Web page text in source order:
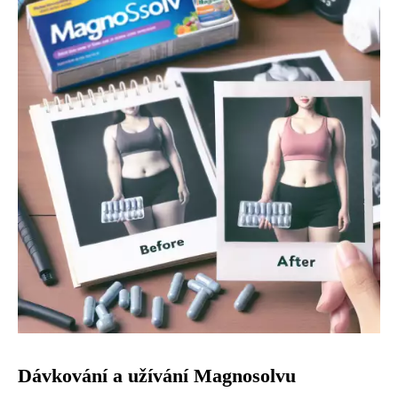
Dávkování a užívání Magnosolvu